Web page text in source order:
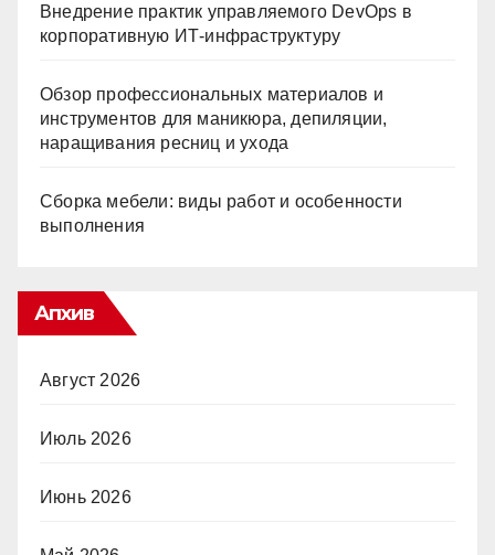
Внедрение практик управляемого DevOps в
корпоративную ИТ-инфраструктуру
Обзор профессиональных материалов и
инструментов для маникюра, депиляции,
наращивания ресниц и ухода
Сборка мебели: виды работ и особенности
выполнения
Апхив
Август 2026
Июль 2026
Июнь 2026